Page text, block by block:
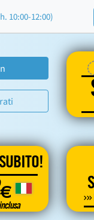
10:00-12:00)
€